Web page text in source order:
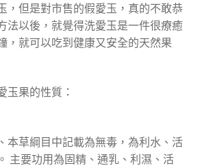
，但是對市售的假愛玉，真的不敢恭
法以後，就覺得洗愛玉是一件很療癒
，就可以吃到健康又安全的天然果
玉果的性質：
本草綱目中記載為無毒，為利水、活
主要功用為固精、通乳、利濕、活